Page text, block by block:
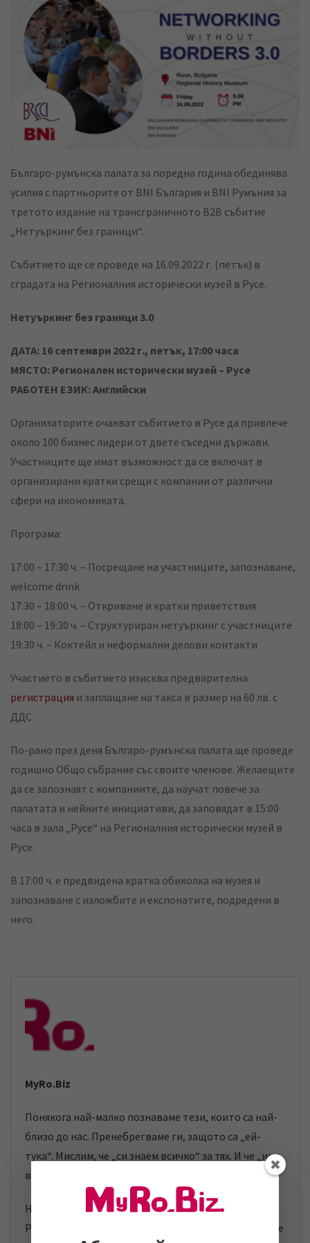
t
s
a
p
p
r
e
v
i
a
E
i
l
Българо-румънска палата за поредна година обединява
усилия с партньорите от BNI България и BNI Румъния за
третото издание на трансграничното B2B събитие
„Нетуъркинг без граници“.
Събитието ще се проведе на 16.09.2022 г. (петък) в
сградата на Регионалния исторически музей в Русе.
Нетуъркинг без граници 3.0
ДАТА: 16 септември 2022 г., петък, 17:00 часа
МЯСТО: Регионален исторически музей – Русе
РАБОТЕН ЕЗИК: Английски
Организаторите очакват събитието в Русе да привлече
около 100 бизнес лидери от двете съседни държави.
Участниците ще имат възможност да се включат в
организирани кратки срещи с компании от различни
сфери на икономиката.
Програма:
17:00 – 17:30 ч. – Посрещане на участниците, запознаване,
welcome drink
17:30 – 18:00 ч. – Откриване и кратки приветствия
18:00 – 19:30 ч. – Структуриран нетуъркинг с участниците
19:30 ч. – Коктейл и неформални делови контакти
Участието в събитието изисква предварителна
регистрация и заплащане на такса в размер на 60 лв. с
ДДС.
По-рано през деня Българо-румънска палата ще проведе
годишно Общо събрание със своите членове. Желаещите
да се запознаят с компаниите, да научат повече за
палатата и нейните инициативи, да заповядат в 15:00
часа в зала „Русе“ на Регионалния исторически музей в
Русе.
В 17:00 ч. е предвидена кратка обиколка на музея и
запознаване с изложбите и експонатите, подредени в
него.
MyRo.Biz
Понякога най-малко познаваме тези, които са най-
близо до нас. Пренебрегваме ги, защото са „ей-
тука“. Мислим, че „си знаем всичко“ за тях. И че „има
време“.
Няма време! Отношенията между България и
Румъния текат по този начин от дълги години. А ние